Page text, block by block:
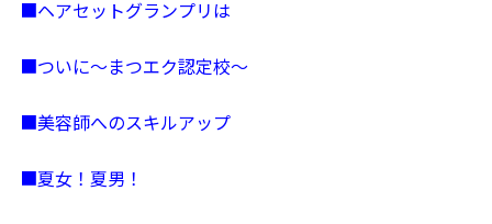
■ヘアセットグランプリは
■ついに～まつエク認定校～
■美容師へのスキルアップ
■夏女！夏男！